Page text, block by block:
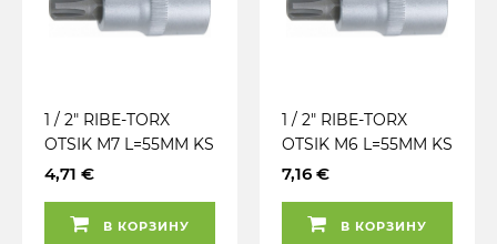
1 / 2" RIBE-TORX
OTSIK M7 L=55MM KS
TOOLS
4,71 €
В КОРЗИНУ
1 / 2" RIBE-TORX
OTSIK M6 L=55MM KS
TOOLS
7,16 €
В КОРЗИНУ